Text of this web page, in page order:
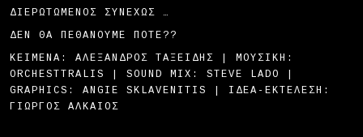
ΔΙΕΡΩΤΏΜΕΝΟΣ ΣΥΝΕΧΏΣ …
ΔΕΝ ΘΑ ΠΕΘΆΝΟΥΜΕ ΠΟΤΈ??
ΚΕΊΜΕΝΑ: ΑΛΈΞΑΝΔΡΟΣ TΑΞΕΊΔΗΣ | ΜΟΥΣΙΚΉ:
ORCHESTTRALIS | SOUND MIX: STEVE LADO |
GRAPHICS: ANGIE SKLAVENITIS | ΙΔΈΑ-ΕΚΤΈΛΕΣΗ:
ΓΙΏΡΓΟΣ ΑΛΚΑΊΟΣ